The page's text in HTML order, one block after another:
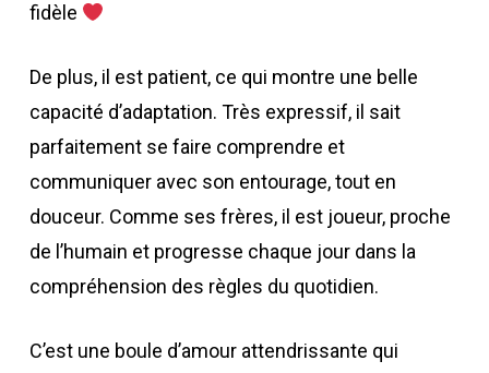
fidèle
De plus, il est patient, ce qui montre une belle
capacité d’adaptation. Très expressif, il sait
parfaitement se faire comprendre et
communiquer avec son entourage, tout en
douceur. Comme ses frères, il est joueur, proche
de l’humain et progresse chaque jour dans la
compréhension des règles du quotidien.
C’est une boule d’amour attendrissante qui